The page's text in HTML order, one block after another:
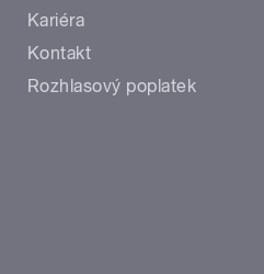
Kariéra
Kontakt
Rozhlasový poplatek